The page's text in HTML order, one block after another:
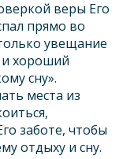
веры Его
прямо во
увещание
и хороший
сну».
места из
заботе, чтобы
отдыху и сну.